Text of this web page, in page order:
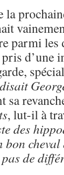
la
parmi les
d’une
sa
, lut-il à
des
bon
de